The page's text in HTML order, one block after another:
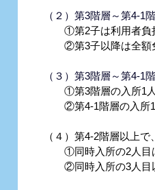
（２）第3階層～第4-1
①第2子は利用者負担
②第3子以降は全額
（３）第3階層～第4-1
①第3階層の入所1
②第4-1階層の入所1人
（４）第4-2階層以上で
①同時入所の2人目は
②同時入所の3人目以